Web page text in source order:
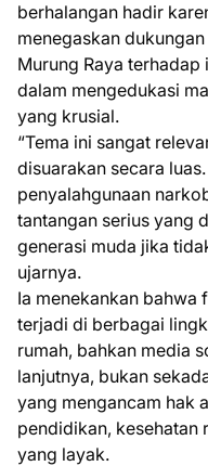
berhalangan hadir
menegaskan
Murung Raya
dalam mengedukasi
yang krusial.
“Tema ini sangat
disuarakan secara
penyalahgunaan
tantangan serius yang
generasi muda jika
ujarnya.
Ia menekankan bahwa
terjadi di berbagai
rumah, bahkan media
lanjutnya, bukan
yang mengancam hak
pendidikan, kesehatan
yang layak.